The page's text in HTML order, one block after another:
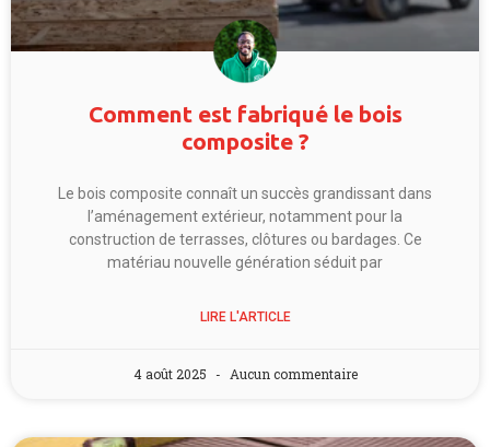
Comment est fabriqué le bois
composite ?
Le bois composite connaît un succès grandissant dans
l’aménagement extérieur, notamment pour la
construction de terrasses, clôtures ou bardages. Ce
matériau nouvelle génération séduit par
LIRE L'ARTICLE
4 août 2025 Aucun commentaire